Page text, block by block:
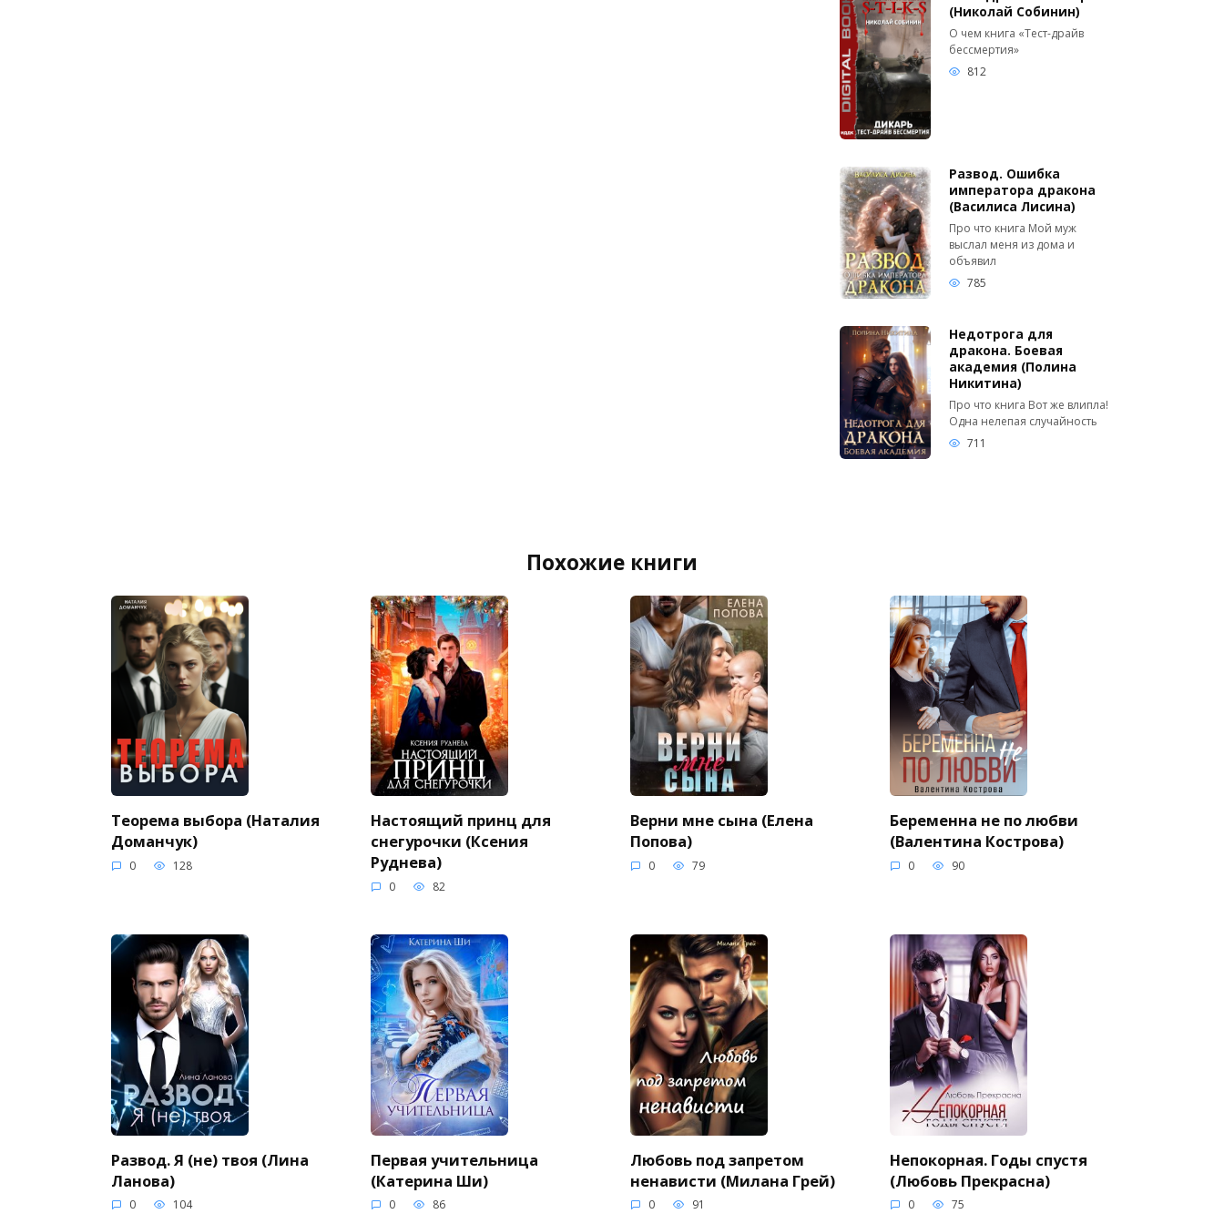
(Николай Собинин)
О чем книга «Тест-драйв
бессмертия»
812
Развод. Ошибка
императора дракона
(Василиса Лисина)
Про что книга Мой муж
выслал меня из дома и
объявил
785
Недотрога для
дракона. Боевая
академия (Полина
Никитина)
Про что книга Вот же влипла!
Одна нелепая случайность
711
Похожие книги
Теорема выбора (Наталия
Доманчук)
0 128
Настоящий принц для
снегурочки (Ксения
Руднева)
0 82
Верни мне сына (Елена
Попова)
0 79
Беременна не по любви
(Валентина Кострова)
0 90
Развод. Я (не) твоя (Лина
Ланова)
0 104
Первая учительница
(Катерина Ши)
0 86
Любовь под запретом
ненависти (Милана Грей)
0 91
Непокорная. Годы спустя
(Любовь Прекрасна)
0 75